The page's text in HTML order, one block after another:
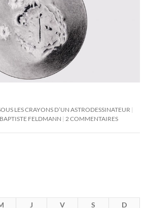
LES CRAYONS D’UN ASTRODESSINATEUR
FELDMANN 2 COMMENTAIRES
J V S
D